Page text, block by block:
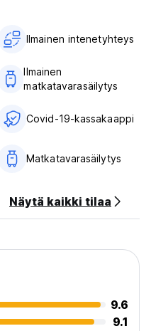
Ilmainen intenetyhteys
Ilmainen
matkatavarasäilytys
Covid-19-kassakaappi
Matkatavarasäilytys
Näytä kaikki tilaa
9.6
9.1